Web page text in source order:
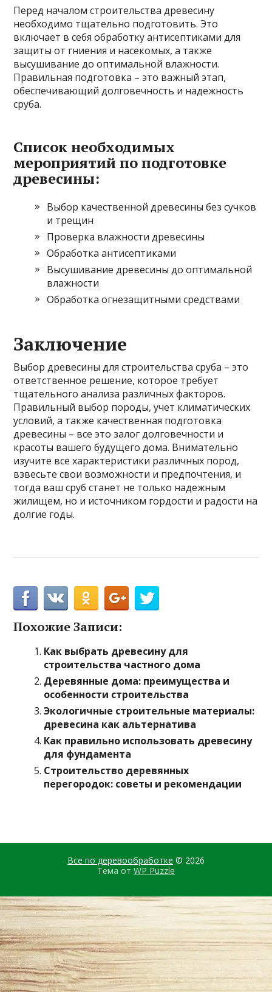
Перед началом строительства древесину
необходимо тщательно подготовить. Это
включает в себя обработку антисептиками для
защиты от гниения и насекомых, а также
высушивание до оптимальной влажности.
Правильная подготовка – это важный этап,
обеспечивающий долговечность и надежность
сруба.
Список необходимых
мероприятий по подготовке
древесины:
Выбор качественной древесины без сучков
и трещин
Проверка влажности древесины
Обработка антисептиками
Высушивание древесины до оптимальной
влажности
Обработка огнезащитными средствами
Заключение
Выбор древесины для строительства сруба – это
ответственное решение, которое требует
тщательного анализа различных факторов.
Правильный выбор породы, учет климатических
условий, а также качественная подготовка
древесины – все это залог долговечности и
красоты вашего будущего дома. Внимательно
изучите все характеристики различных пород,
взвесьте свои возможности и предпочтения, и
тогда ваш сруб станет не только надежным
жилищем, но и источником гордости и радости на
долгие годы.
Похожие Записи:
Как выбрать древесину для
строительства частного дома
Деревянные дома: преимущества и
особенности строительства
Экологичные строительные материалы:
древесина как альтернатива
Как правильно использовать древесину
для фундамента
Строительство деревянных
перегородок: советы и рекомендации
Все по деревообработке © 2026
Тема от WP Puzzle